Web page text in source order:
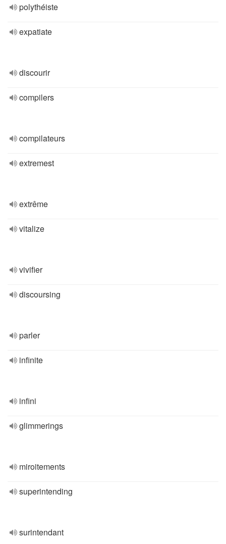
polythéiste
expatiate
discourir
compilers
compilateurs
extremest
extrême
vitalize
vivifier
discoursing
parler
infinite
infini
glimmerings
miroitements
superintending
surintendant